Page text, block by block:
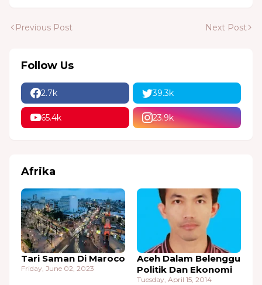
Previous Post Next Post
Follow Us
2.7k 39.3k
65.4k 23.9k
Afrika
Tari Saman Di Maroco
Friday, June 02, 2023
Aceh Dalam Belenggu
Politik Dan Ekonomi
Tuesday, April 15, 2014